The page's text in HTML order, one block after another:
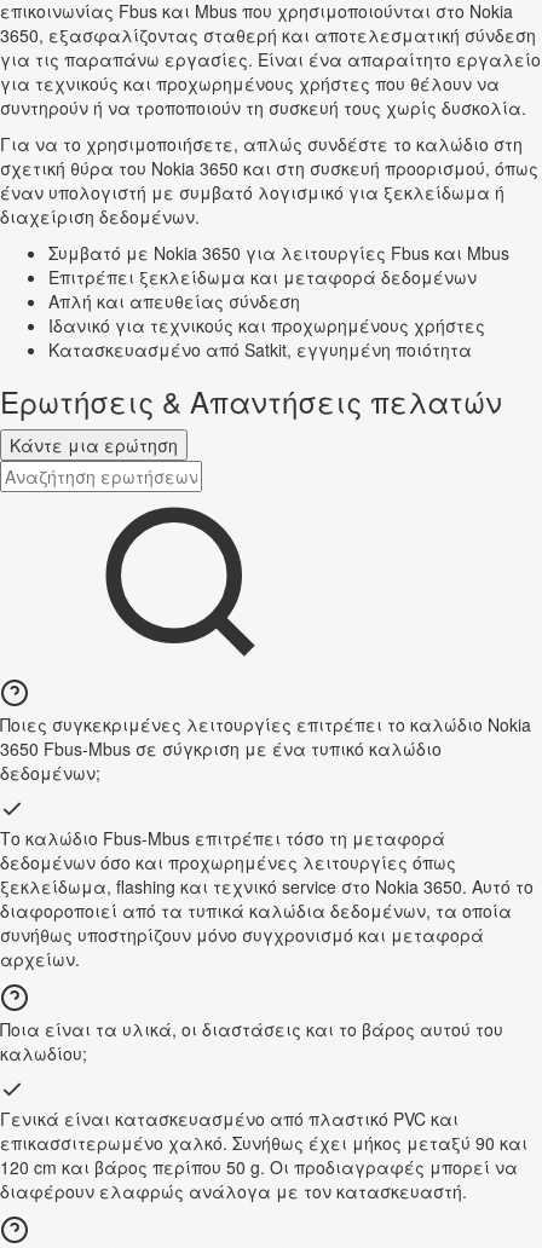
επικοινωνίας Fbus και Mbus που χρησιμοποιούνται στο Nokia
3650, εξασφαλίζοντας σταθερή και αποτελεσματική σύνδεση
για τις παραπάνω εργασίες. Είναι ένα απαραίτητο εργαλείο
για τεχνικούς και προχωρημένους χρήστες που θέλουν να
συντηρούν ή να τροποποιούν τη συσκευή τους χωρίς δυσκολία.
Για να το χρησιμοποιήσετε, απλώς συνδέστε το καλώδιο στη
σχετική θύρα του Nokia 3650 και στη συσκευή προορισμού, όπως
έναν υπολογιστή με συμβατό λογισμικό για ξεκλείδωμα ή
διαχείριση δεδομένων.
Συμβατό με Nokia 3650 για λειτουργίες Fbus και Mbus
Επιτρέπει ξεκλείδωμα και μεταφορά δεδομένων
Απλή και απευθείας σύνδεση
Ιδανικό για τεχνικούς και προχωρημένους χρήστες
Κατασκευασμένο από Satkit, εγγυημένη ποιότητα
Ερωτήσεις & Απαντήσεις πελατών
Κάντε μια ερώτηση
Ποιες συγκεκριμένες λειτουργίες επιτρέπει το καλώδιο Nokia
3650 Fbus-Mbus σε σύγκριση με ένα τυπικό καλώδιο
δεδομένων;
Το καλώδιο Fbus-Mbus επιτρέπει τόσο τη μεταφορά
δεδομένων όσο και προχωρημένες λειτουργίες όπως
ξεκλείδωμα, flashing και τεχνικό service στο Nokia 3650. Αυτό το
διαφοροποιεί από τα τυπικά καλώδια δεδομένων, τα οποία
συνήθως υποστηρίζουν μόνο συγχρονισμό και μεταφορά
αρχείων.
Ποια είναι τα υλικά, οι διαστάσεις και το βάρος αυτού του
καλωδίου;
Γενικά είναι κατασκευασμένο από πλαστικό PVC και
επικασσιτερωμένο χαλκό. Συνήθως έχει μήκος μεταξύ 90 και
120 cm και βάρος περίπου 50 g. Οι προδιαγραφές μπορεί να
διαφέρουν ελαφρώς ανάλογα με τον κατασκευαστή.